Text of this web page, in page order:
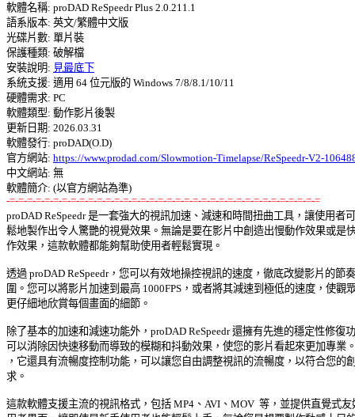
軟體名稱: proDAD ReSpeedr Plus 2.0.211.1
語系版本: 英文/繁體中文版
光碟片數: 單片裝
保護種類: 破解檔
安裝說明: 見最底下
系統支援: 適用 64 位元版的 Windows 7/8/8.1/10/11
硬體需求: PC
軟體類型: 動作影片後製
更新日期: 2026.03.31
軟體發行: proDAD(O.D)
官方網站: https://www.prodad.com/Slowmotion-Timelapse/ReSpeedr-V2-
中文網站: 無
-=-=-=-=-=-=-=-=-=-=-=-=-=-=-=-=-=-=-=-=-=-=-=-=-=-=-=-=-=-=-=-=-=-=-=-=
proDAD ReSpeedr 是一套強大的視訊加速、減速和時間扭曲工具，讓使用者
鬆地製作出令人驚艷的視覺效果。無論是要在影片中創造出慢動作效果或是
作效果，這款軟體都能夠幫助使用者輕鬆實現。
透過 proDAD ReSpeedr，您可以有效地操控視訊的速度，徹底改變影片的節
圍。您可以將影片加速到最高 1000FPS，或者將其減速到極低的速度，使觀
更仔細地欣賞每個畫面的細節。
除了基本的加速和減速功能外，proDAD ReSpeedr 還擁有先進的穩定性修復
可以消除因快速移動而導致的模糊和抖動效果，使您的影片看起來更加專業
，它還具有流暢度控制功能，可以讓您自由調整視訊的流暢度，以符合您的
求。
這款軟體支援主流的視訊格式，包括 MP4、AVI、MOV  等，並提供直覺式